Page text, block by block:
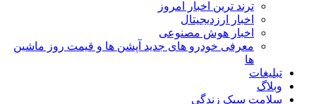
ترند ترین اخبار امروز
اخبار ارزدیجیتال
اخبار هوش مصنوعی
معرفی خودرو های جدید آپشن‌ ها و قیمت روز ماشین‌
ها
تبلیغات
وبلاگ
سلامت سبک زندگی